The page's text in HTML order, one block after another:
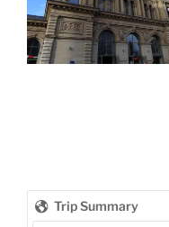
Trip Summary